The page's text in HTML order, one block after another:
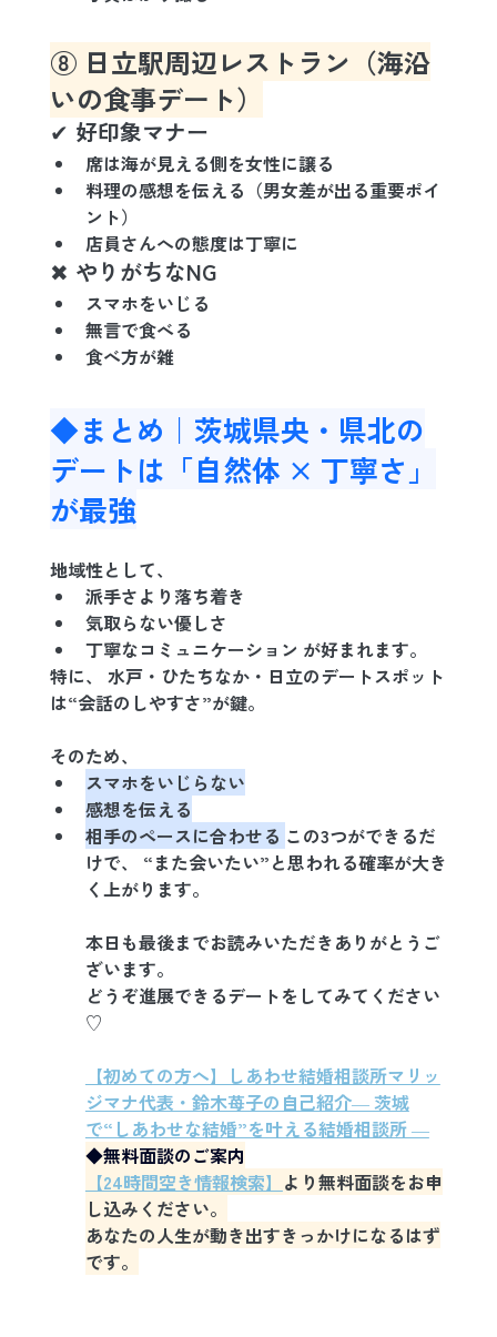
⑧ 日立駅周辺レストラン（海沿
いの食事デート）
✔ 好印象マナー
席は海が見える側を女性に譲る
料理の感想を伝える（男女差が出る重要ポイ
ント）
店員さんへの態度は丁寧に
✖ やりがちなNG
スマホをいじる
無言で食べる
食べ方が雑
◆まとめ｜茨城県央・県北の
デートは「自然体 × 丁寧さ」
が最強
地域性として、
派手さより落ち着き
気取らない優しさ
丁寧なコミュニケーション が好まれます。
特に、 水戸・ひたちなか・日立のデートスポット
は“会話のしやすさ”が鍵。
そのため、
スマホをいじらない
感想を伝える
相手のペースに合わせる この3つができるだ
けで、 “また会いたい”と思われる確率が大き
く上がります。
本日も最後までお読みいただきありがとうご
ざいます。
どうぞ進展できるデートをしてみてください
♡
【初めての方へ】しあわせ結婚相談所マリッ
ジマナ代表・鈴木苺子の自己紹介― 茨城
で“しあわせな結婚”を叶える結婚相談所 ―
◆無料面談のご案内
【24時間空き情報検索】 より無料面談をお申
し込みください。
あなたの人生が動き出すきっかけになるはず
です。